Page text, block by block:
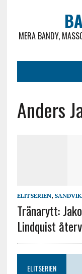
MERA BANDY,
Anders
ELITSERIEN,
Tränarytt:
Lindquist
ELITSERIEN